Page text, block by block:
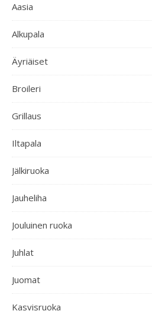
Aasia
Alkupala
Äyriäiset
Broileri
Grillaus
Iltapala
Jälkiruoka
Jauheliha
Jouluinen ruoka
Juhlat
Juomat
Kasvisruoka